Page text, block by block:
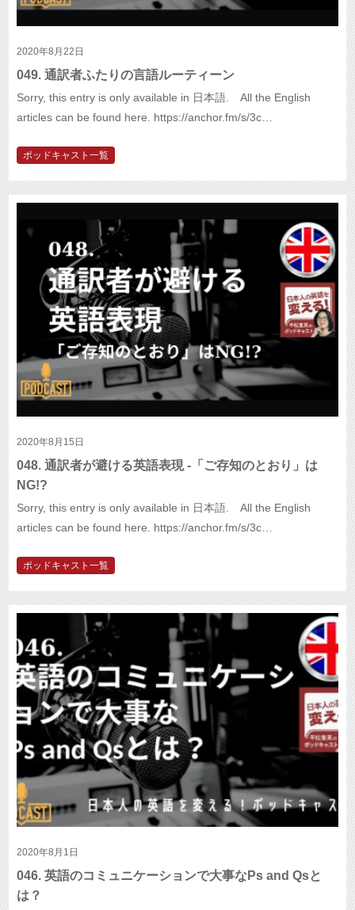
2020年8月22日
049. 通訳者ふたりの言語ルーティーン
Sorry, this entry is only available in 日本語. All the English
articles can be found here. https://anchor.fm/s/3c…
ポッドキャスト一覧
2020年8月15日
048. 通訳者が避ける英語表現 -「ご存知のとおり」は
NG!?
Sorry, this entry is only available in 日本語. All the English
articles can be found here. https://anchor.fm/s/3c…
ポッドキャスト一覧
2020年8月1日
046. 英語のコミュニケーションで大事なPs and Qsと
は？